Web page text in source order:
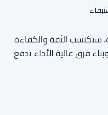
ستكتسب الثقة والكفاءة
فرق عالية الأداء تدفع